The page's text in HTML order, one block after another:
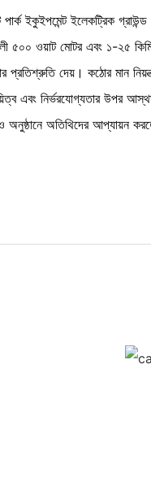
ইকুইপমেন্ট ইলেকট্রিক গ্রাউন্ড
ওয়াট মোটর এবং ১-২৫ কিমি/
দেয়। কঠোর মান
এবং নির্ভরযোগ্যতার উপর
অতিথিদের আপ্যায়ন